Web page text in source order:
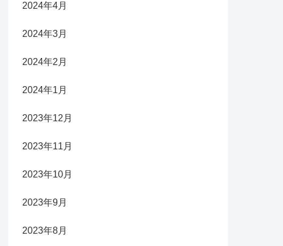
2024年4月
2024年3月
2024年2月
2024年1月
2023年12月
2023年11月
2023年10月
2023年9月
2023年8月